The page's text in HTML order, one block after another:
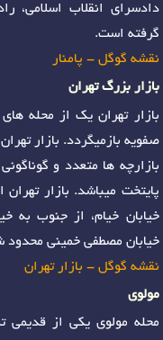
دادسرای انقلاب اسلامی،
گرفته است.
نقشه گوگل - پامنار
بازار بزرگ تهران
بازار تهران یک از محله
صفویه بازمیگردد. بازار
بازارچه ها متعدد و
پایتخت میباشد. بازار
خیابان خیام، از جنوب به
خیابان مصطفی خمینی
نقشه گوگل - بازار تهران
مولوی
محله مولوی یکی از قدیمی